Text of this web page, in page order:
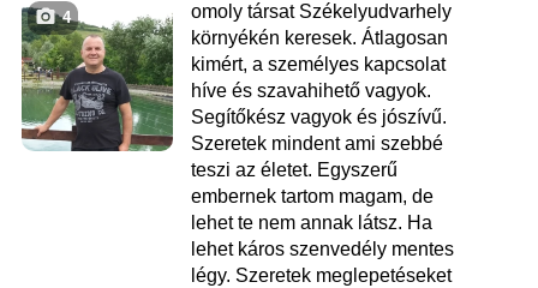
4
omoly társat Székelyudvarhely
környékén keresek. Átlagosan
kimért, a személyes kapcsolat
híve és szavahihető vagyok.
Segítőkész vagyok és jószívű.
Szeretek mindent ami szebbé
teszi az életet. Egyszerű
embernek tartom magam, de
lehet te nem annak látsz. Ha
lehet káros szenvedély mentes
légy. Szeretek meglepetéseket